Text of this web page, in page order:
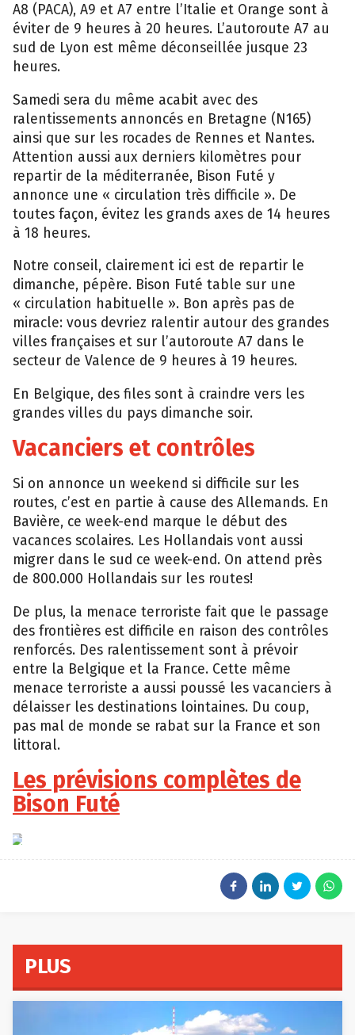
A8 (PACA), A9 et A7 entre l’Italie et Orange sont à
éviter de 9 heures à 20 heures. L’autoroute A7 au
sud de Lyon est même déconseillée jusque 23
heures.
Samedi sera du même acabit avec des
ralentissements annoncés en Bretagne (N165)
ainsi que sur les rocades de Rennes et Nantes.
Attention aussi aux derniers kilomètres pour
repartir de la méditerranée, Bison Futé y
annonce une « circulation très difficile ». De
toutes façon, évitez les grands axes de 14 heures
à 18 heures.
Notre conseil, clairement ici est de repartir le
dimanche, pépère. Bison Futé table sur une
« circulation habituelle ». Bon après pas de
miracle: vous devriez ralentir autour des grandes
villes françaises et sur l’autoroute A7 dans le
secteur de Valence de 9 heures à 19 heures.
En Belgique, des files sont à craindre vers les
grandes villes du pays dimanche soir.
Vacanciers et contrôles
Si on annonce un weekend si difficile sur les
routes, c’est en partie à cause des Allemands. En
Bavière, ce week-end marque le début des
vacances scolaires. Les Hollandais vont aussi
migrer dans le sud ce week-end. On attend près
de 800.000 Hollandais sur les routes!
De plus, la menace terroriste fait que le passage
des frontières est difficile en raison des contrôles
renforcés. Des ralentissement sont à prévoir
entre la Belgique et la France. Cette même
menace terroriste a aussi poussé les vacanciers à
délaisser les destinations lointaines. Du coup,
pas mal de monde se rabat sur la France et son
littoral.
Les prévisions complètes de
Bison Futé
Futé
PLUS